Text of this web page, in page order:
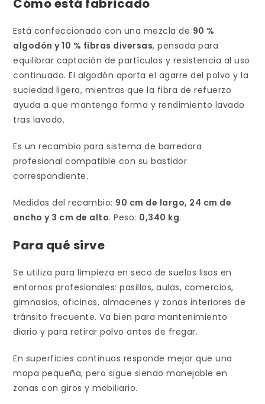
Cómo está fabricado
Está confeccionado con una mezcla de 90 %
algodón y 10 % fibras diversas, pensada para
equilibrar captación de partículas y resistencia al uso
continuado. El algodón aporta el agarre del polvo y la
suciedad ligera, mientras que la fibra de refuerzo
ayuda a que mantenga forma y rendimiento lavado
tras lavado.
Es un recambio para sistema de barredora
profesional compatible con su bastidor
correspondiente.
Medidas del recambio: 90 cm de largo, 24 cm de
ancho y 3 cm de alto. Peso: 0,340 kg.
Para qué sirve
Se utiliza para limpieza en seco de suelos lisos en
entornos profesionales: pasillos, aulas, comercios,
gimnasios, oficinas, almacenes y zonas interiores de
tránsito frecuente. Va bien para mantenimiento
diario y para retirar polvo antes de fregar.
En superficies continuas responde mejor que una
mopa pequeña, pero sigue siendo manejable en
zonas con giros y mobiliario.